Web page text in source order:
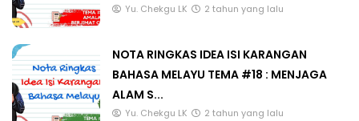
Yu. Chekgu LK 2 tahun yang lalu
NOTA RINGKAS IDEA ISI KARANGAN
BAHASA MELAYU TEMA #18 : MENJAGA
ALAM S...
Yu. Chekgu LK 2 tahun yang lalu